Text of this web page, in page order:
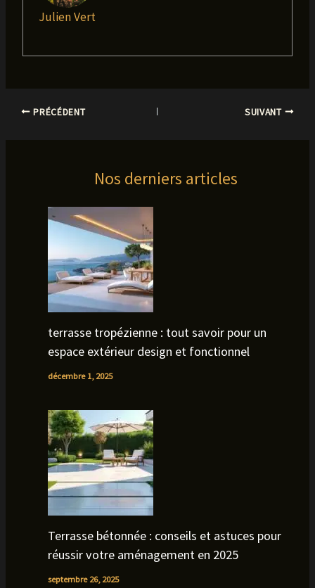
Julien Vert
PRÉCÉDENT SUIVANT
Nos derniers articles
terrasse tropézienne : tout savoir pour un
espace extérieur design et fonctionnel
décembre 1, 2025
Terrasse bétonnée : conseils et astuces pour
réussir votre aménagement en 2025
septembre 26, 2025